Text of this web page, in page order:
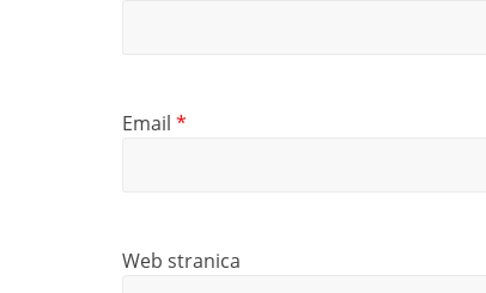
Email *
Web stranica